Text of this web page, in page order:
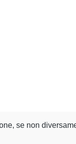
se non